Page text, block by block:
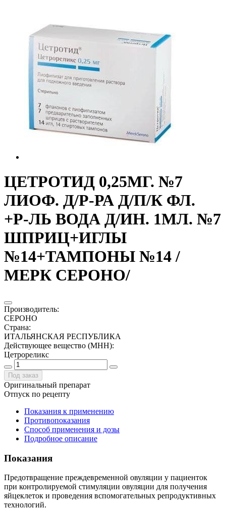
ЦЕТРОТИД 0,25МГ. №7
ЛИОФ. Д/Р-РА Д/П/К ФЛ.
+Р-ЛЬ ВОДА Д/ИН. 1МЛ. №7
ШПРИЦ+ИГЛЫ
№14+ТАМПОНЫ №14 /
МЕРК СЕРОНО/
Производитель:
СЕРОНО
Страна:
ИТАЛЬЯНСКАЯ РЕСПУБЛИКА
Действующее вещество (МНН):
Цетрореликс
Под заказ
Оригинальный препарат
Отпуск по рецепту
Показания к применению
Противопоказания
Способ применения и дозы
Подробное описание
Показания
Предотвращение преждевременной овуляции у пациенток
при контролируемой стимуляции овуляции для получения
яйцеклеток и проведения вспомогательных репродуктивных
технологий.